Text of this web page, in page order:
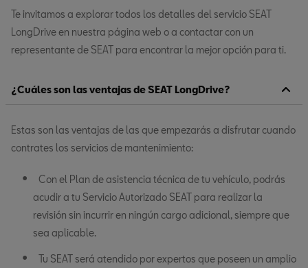
Te invitamos a explorar todos los detalles del servicio SEAT
LongDrive en nuestra página web o a contactar con un
representante de SEAT para encontrar la mejor opción para ti.
¿Cuáles son las ventajas de SEAT LongDrive?
Estas son las ventajas de las que empezarás a disfrutar cuando
contrates los servicios de mantenimiento:
Con el Plan de asistencia técnica de tu vehículo, podrás
acudir a tu Servicio Autorizado SEAT para realizar la
revisión sin incurrir en ningún cargo adicional, siempre que
sea aplicable.
Tu SEAT será atendido por expertos que poseen un amplio